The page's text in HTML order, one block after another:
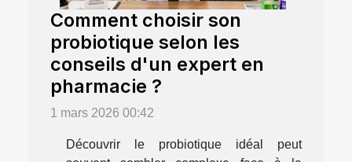
Comment choisir son
probiotique selon les
conseils d'un expert en
pharmacie ?
1 mars 2026 00:42
Découvrir le probiotique idéal peut